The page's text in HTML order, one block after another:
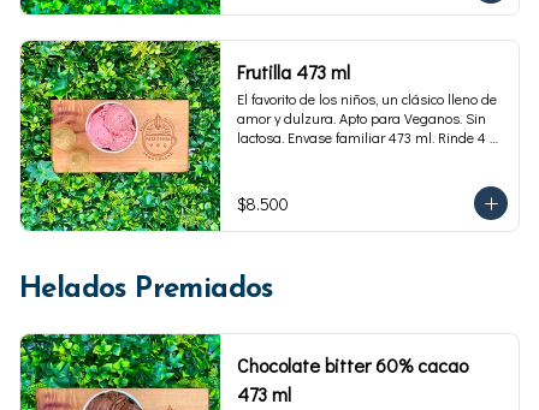
Frutilla 473 ml
El favorito de los niños, un clásico lleno de
amor y dulzura. Apto para Veganos. Sin
lactosa. Envase familiar 473 ml. Rinde 4
$8.500
Helados Premiados
Chocolate bitter 60% cacao
473 ml